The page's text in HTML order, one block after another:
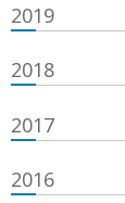
2019
2018
2017
2016